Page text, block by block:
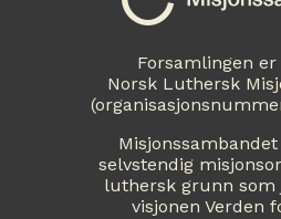
Kalender
Oppmuntringsord
Forsamlingen
Norsk Luthersk
selvstendig
luthersk grunn som
visjonen Verden